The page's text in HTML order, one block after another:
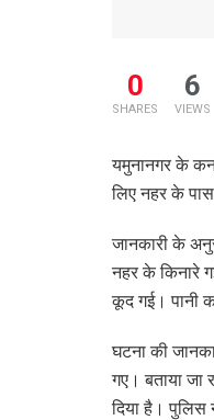
0
SHARES
6
VIEWS
यमुनानगर के
लिए नहर के
जानकारी के
नहर के किनारे
कूद गई। पानी
घटना की
गए। बताया जा
दिया है। पुलिस